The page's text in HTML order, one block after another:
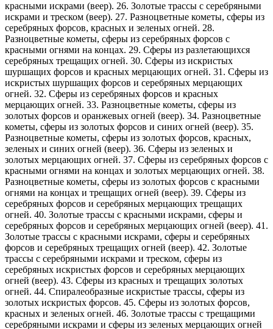
красными искрами (веер). 26. Золотые трассы с серебряными
искрами и треском (веер). 27. Разноцветные кометы, сферы из
серебряных форсов, красных и зеленых огней. 28.
Разноцветные кометы, сферы из серебряных форсов с
красными огнями на концах. 29. Сферы из разлетающихся
серебряных трещащих огней. 30. Сферы из искристых
шуршащих форсов и красных мерцающих огней. 31. Сферы из
искристых шуршащих форсов и серебряных мерцающих
огней. 32. Сферы из серебряных форсов и красных
мерцающих огней. 33. Разноцветные кометы, сферы из
золотых форсов и оранжевых огней (веер). 34. Разноцветные
кометы, сферы из золотых форсов и синих огней (веер). 35.
Разноцветные кометы, сферы из золотых форсов, красных,
зеленых и синих огней (веер). 36. Сферы из зеленых и
золотых мерцающих огней. 37. Сферы из серебряных форсов с
красными огнями на концах и золотых мерцающих огней. 38.
Разноцветные кометы, сферы из золотых форсов с красными
огнями на концах и трещащих огней (веер). 39. Сферы из
серебряных форсов и серебряных мерцающих трещащих
огней. 40. Золотые трассы с красными искрами, сферы и
серебряных форсов и серебряных мерцающих огней (веер). 41.
Золотые трассы с красными искрами, сферы и серебряных
форсов и серебряных трещащих огней (веер). 42. Золотые
трассы с серебряными искрами и треском, сферы из
серебряных искристых форсов и серебряных мерцающих
огней (веер). 43. Сферы из красных и трещащих золотых
огней. 44. Спиралеобразные искристые трассы, сферы из
золотых искристых форсов. 45. Сферы из золотых форсов,
красных и зеленых огней. 46. Золотые трассы с трещащими
серебряными искрами и сферы из зеленых мерцающих огней